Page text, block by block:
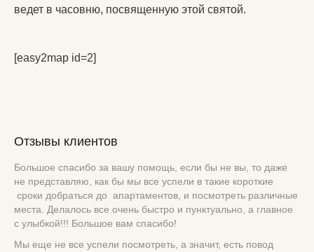
ведет в часовню, посвященную этой святой.
[easy2map id=2]
Отзывы клиентов
Большое спасибо за вашу помощь, если бы не вы, то даже
не представляю, как бы мы все успели в такие короткие
сроки добраться до апартаментов, и посмотреть различные
места. Делалось все очень быстро и пунктуально, а главное
с улыбкой!!! Большое вам спасибо!
Мы еще не все успели посмотреть, а значит, есть повод